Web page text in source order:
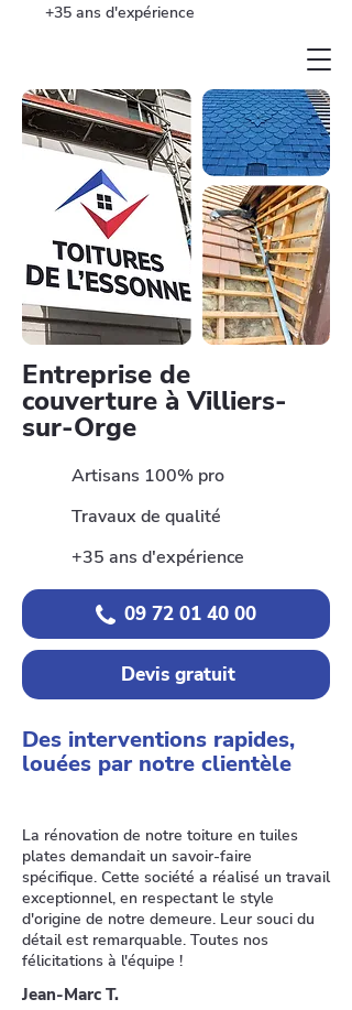
+35 ans d'expérience
Entreprise de
couverture à Villiers-
sur-Orge
Artisans 100% pro
Travaux de qualité
+35 ans d'expérience
09 72 01 40 00
Devis gratuit
Des interventions rapides,
louées par notre clientèle
La rénovation de notre toiture en tuiles
plates demandait un savoir-faire
spécifique. Cette société a réalisé un travail
exceptionnel, en respectant le style
d'origine de notre demeure. Leur souci du
détail est remarquable. Toutes nos
félicitations à l'équipe !
Jean-Marc T.